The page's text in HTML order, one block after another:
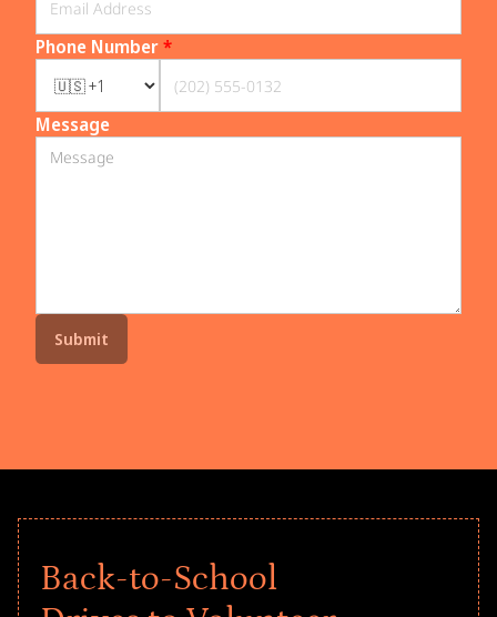
Phone Number*
Message
Back-to-School